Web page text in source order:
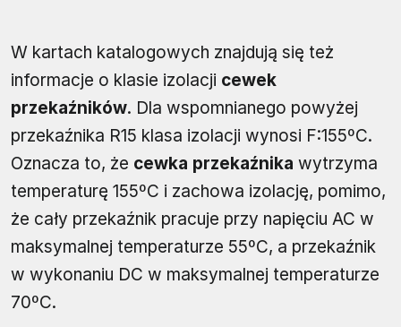
W kartach katalogowych znajdują się też
informacje o klasie izolacji cewek
przekaźników. Dla wspomnianego powyżej
przekaźnika R15 klasa izolacji wynosi F:155ºC.
Oznacza to, że cewka przekaźnika wytrzyma
temperaturę 155ºC i zachowa izolację, pomimo,
że cały przekaźnik pracuje przy napięciu AC w
maksymalnej temperaturze 55ºC, a przekaźnik
w wykonaniu DC w maksymalnej temperaturze
70ºC.